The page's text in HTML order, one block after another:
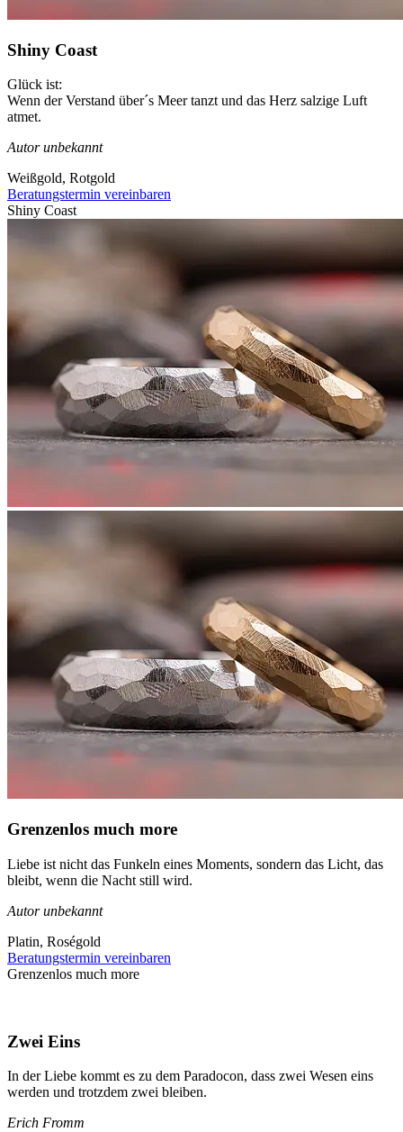
Shiny Coast
Glück ist:
Wenn der Verstand über´s Meer tanzt und das Herz salzige Luft
atmet.
Autor unbekannt
Weißgold, Rotgold
Beratungstermin vereinbaren
Shiny Coast
Grenzenlos much more
Liebe ist nicht das Funkeln eines Moments, sondern das Licht, das
bleibt, wenn die Nacht still wird.
Autor unbekannt
Platin, Roségold
Beratungstermin vereinbaren
Grenzenlos much more
Zwei Eins
In der Liebe kommt es zu dem Paradocon, dass zwei Wesen eins
werden und trotzdem zwei bleiben.
Erich Fromm